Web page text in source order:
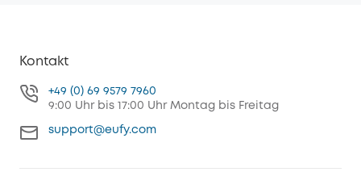
Kontakt
+49 (0) 69 9579 7960
9:00 Uhr bis 17:00 Uhr Montag bis Freitag
support@eufy.com